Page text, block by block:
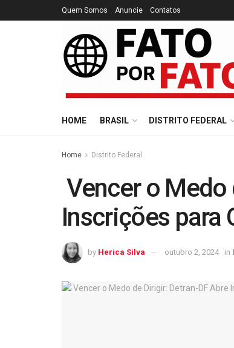
Quem Somos Anuncie Contatos
HOME BRASIL DISTRITO FEDERAL
Home Distrito Federal
Vencer o Medo
Inscrições para
by Herica Silva outubro 2, 2024 in